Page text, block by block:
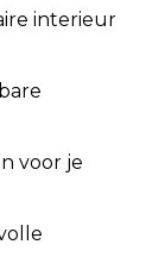
interieur
voor je